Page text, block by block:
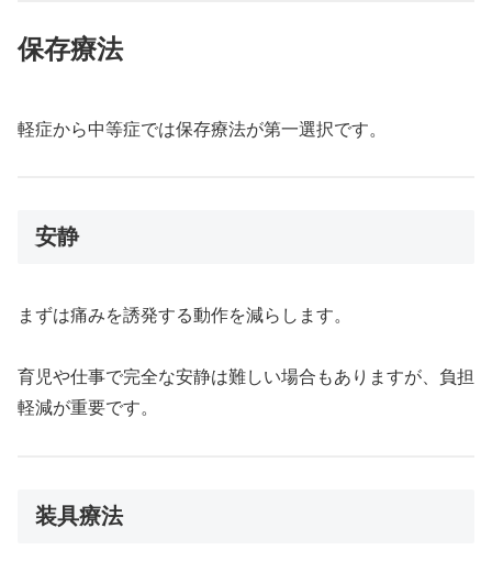
保存療法
軽症から中等症では保存療法が第一選択です。
安静
まずは痛みを誘発する動作を減らします。
育児や仕事で完全な安静は難しい場合もありますが、負担
軽減が重要です。
装具療法